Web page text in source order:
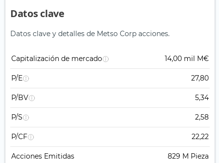
Datos clave
Datos clave y detalles de Metso Corp acciones.
Capitalización de mercado 14,00 mil M€
P/E 27,80
P/BV 5,34
P/S 2,58
P/CF 22,22
Acciones Emitidas 829 M Pieza